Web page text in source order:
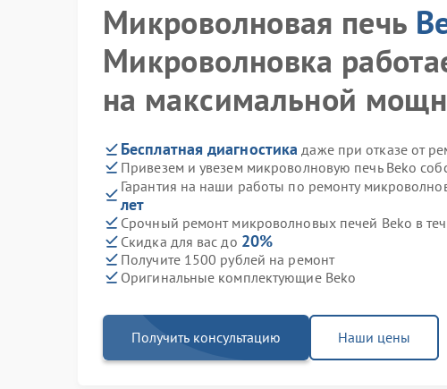
Микроволновая печь
Микроволновка
на максимальной
Бесплатная диагностика даже при отказе от
Привезем и увезем микроволновую печь Beko
Гарантия на наши работы по ремонту
лет
Срочный ремонт микроволновых печей Beko в
Скидка для вас до 20%
Получите 1500 рублей на ремонт
Оригинальные комплектующие Beko
Получить консультацию Наши цены